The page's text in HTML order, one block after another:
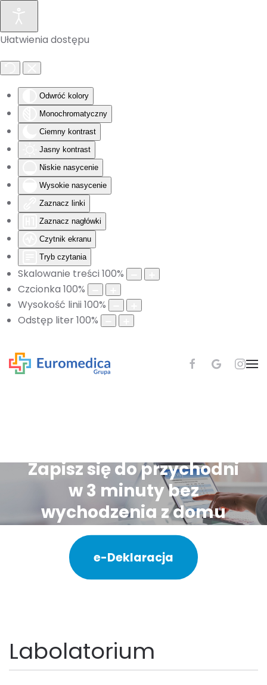
Ułatwienia dostępu
Odwróć kolory
Monochromatyczny
Ciemny kontrast
Jasny kontrast
Niskie nasycenie
Wysokie nasycenie
Zaznacz linki
Zaznacz nagłówki
Czytnik ekranu
Tryb czytania
Skalowanie treści 100%
Czcionka 100%
Wysokość linii 100%
Odstęp liter100%
Skip to main content
Zapisz się do przychodni
w 3 minuty bez
wychodzenia z domu
e-Deklaracja
Labolatorium